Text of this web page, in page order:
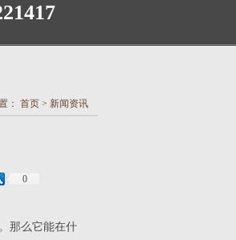
闸北UV打印加工 普陀UV打印加工 静安UV打印加
： 首页 > 新闻资讯
0
那么它能在什